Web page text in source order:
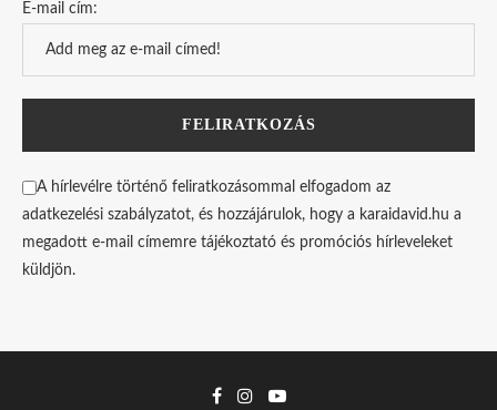
E-mail cím:
A hírlevélre történő feliratkozásommal elfogadom az
adatkezelési szabályzatot, és hozzájárulok, hogy a karaidavid.hu a
megadott e-mail címemre tájékoztató és promóciós hírleveleket
küldjön.